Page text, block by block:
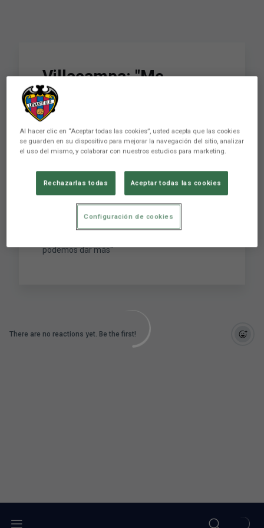
Villacampa: "Me
ilusioné y conecté
pronto pero he hablado
con el equipo y somos
ambiciosas, podemos
dar más"
podemos dar más"
There are no reactions yet. Be the first!
Al hacer clic en “Aceptar todas las cookies”, usted acepta que las cookies
se guarden en su dispositivo para mejorar la navegación del sitio, analizar
el uso del mismo, y colaborar con nuestros estudios para marketing.
Rechazarlas todas Aceptar todas las cookies
Configuración de cookies